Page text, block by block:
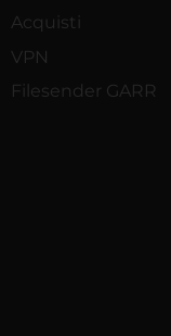
Acquisti
VPN
Filesender GARR